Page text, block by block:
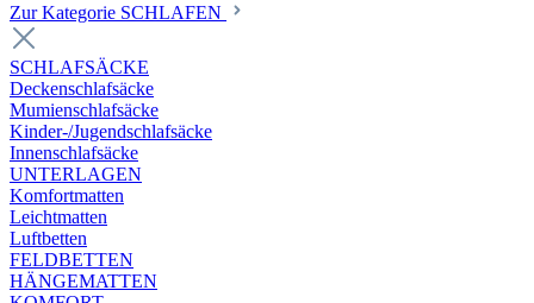
Zur Kategorie SCHLAFEN
SCHLAFSÄCKE
Deckenschlafsäcke
Mumienschlafsäcke
Kinder-/Jugendschlafsäcke
Innenschlafsäcke
UNTERLAGEN
Komfortmatten
Leichtmatten
Luftbetten
FELDBETTEN
HÄNGEMATTEN